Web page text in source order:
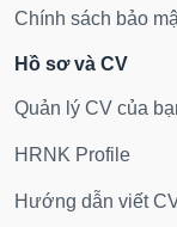
Chính sách bảo
Hồ sơ và CV
Quản lý CV của
HRNK Profile
Hướng dẫn viết